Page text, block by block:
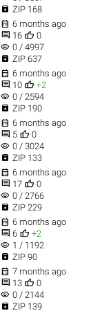
 ZIP 168
 6 months ago
 16  0
visibility 0 / 4997
 ZIP 637
 6 months ago
 10  +2
visibility 0 / 2594
 ZIP 190
 6 months ago
 5  0
visibility 0 / 3024
 ZIP 133
 6 months ago
 17  0
visibility 0 / 2766
 ZIP 229
 6 months ago
 6  +2
visibility 1 / 1192
 ZIP 90
 7 months ago
 13  0
visibility 0 / 2144
 ZIP 139